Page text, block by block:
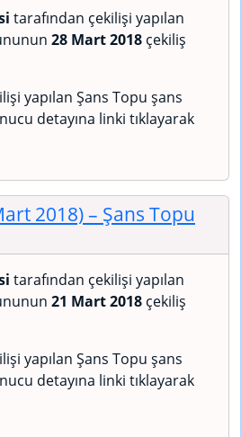
tarafından çekilişi yapılan
28 Mart 2018 çekiliş
yapılan Şans Topu şans
detayına linki tıklayarak
2018)– Şans Topu
tarafından çekilişi yapılan
21 Mart 2018 çekiliş
yapılan Şans Topu şans
detayına linki tıklayarak